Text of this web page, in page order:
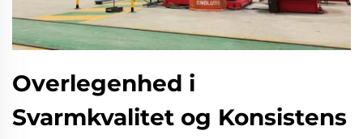
Overlegenhed i
Svarmkvalitet og Konsistens